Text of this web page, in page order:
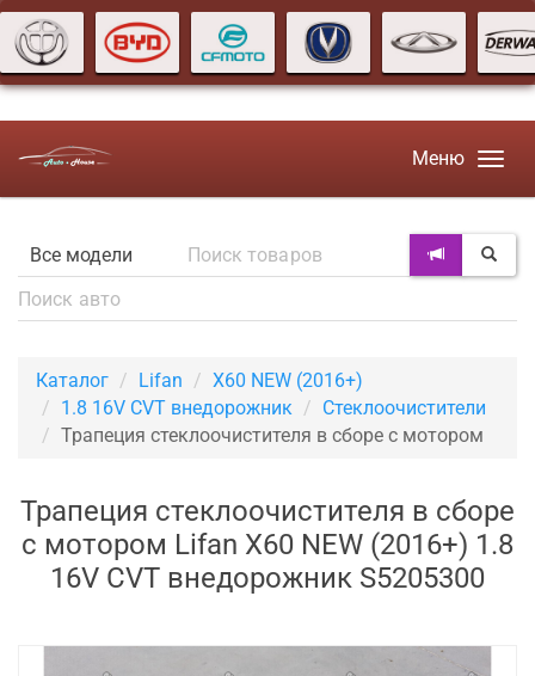
Меню
Каталог Lifan
X60 NEW (2016+)
1.8 16V CVT внедорожник
Стеклоочистители
Трапеция стеклоочистителя в сборе с мотором
Трапеция стеклоочистителя в сборе
с мотором Lifan X60 NEW (2016+) 1.8
16V CVT внедорожник S5205300